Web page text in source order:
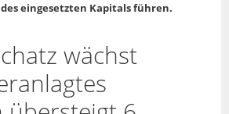
eingesetzten Kapitals führen.
wächst